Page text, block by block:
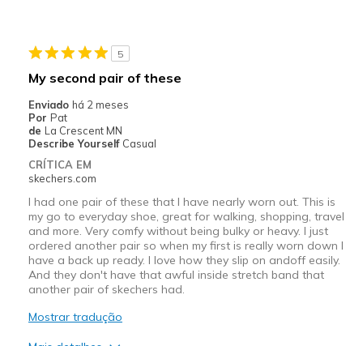
and the heels wear holes in them
Melhores utilizações
Casual Wear
Sizing
View On Shoes
5
My second pair of these
Enviado há 2 meses
Por Pat
de La Crescent MN
Describe Yourself Casual
CRÍTICA EM
skechers.com
I had one pair of these that I have nearly worn out. This is
my go to everyday shoe, great for walking, shopping, travel
and more. Very comfy without being bulky or heavy. I just
ordered another pair so when my first is really worn down I
have a back up ready. I love how they slip on andoff easily.
And they don't have that awful inside stretch band that
another pair of skechers had.
Mostrar tradução